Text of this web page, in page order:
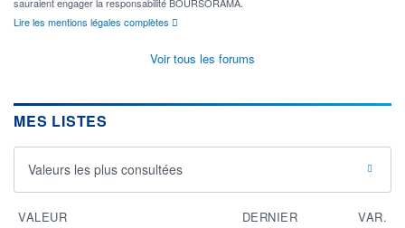
Lire les mentions légales complètes
Voir tous les forums
MES LISTES
Valeurs les plus consultées
VALEUR DERNIER VAR.